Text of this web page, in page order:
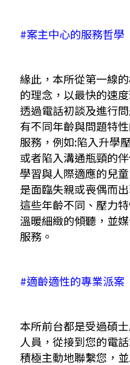
#案主中心的服務哲學
緣此，本所從第一線
的理念，以最快的速
透過電話初談及進行
有不同年齡與問題特
服務，例如:陷入升學
或者陷入溝通瓶頸的
學習與人際適應的兒
是面臨失親或喪偶而
這些年齡不同、壓力
溫暖細緻的傾聽，並
服務。
#適齡適性的專業派案
本所前台都是受過碩
人員，從接到您的電
積極主動地聯繫您，